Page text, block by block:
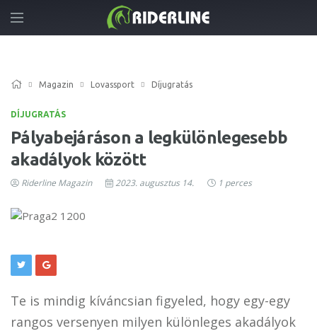
Magazin Lovassport Díjugratás
DÍJUGRATÁS
Pályabejáráson a legkülönlegesebb
akadályok között
Riderline Magazin 2023. augusztus 14. 1 perces
Te is mindig kíváncsian figyeled, hogy egy-egy
rangos versenyen milyen különleges akadályok